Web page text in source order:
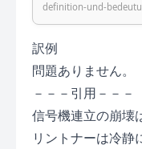
definition-und-
訳例
問題ありません。
－－－引用－－－
信号機連立の崩壊
リントナーは冷静